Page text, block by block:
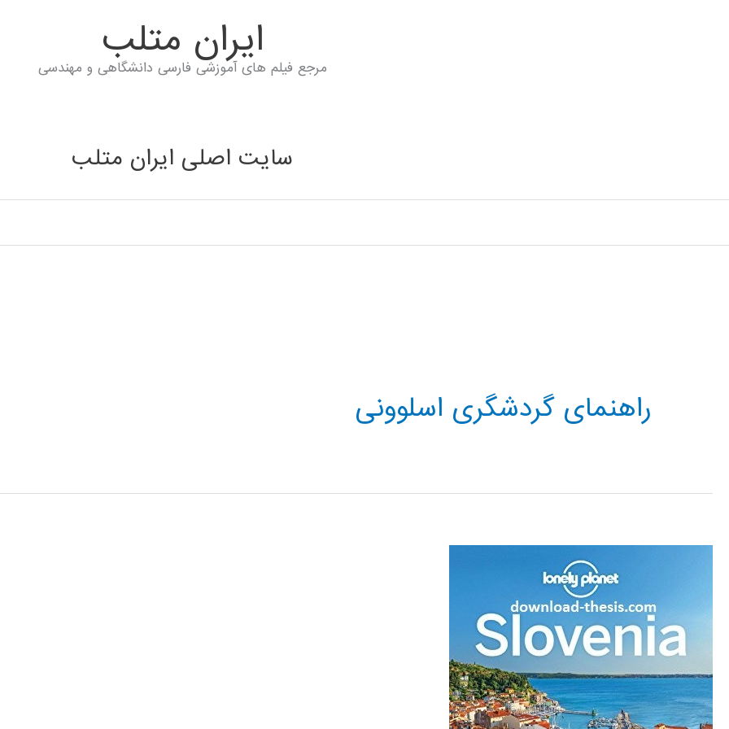
ايران متلب
مرجع فیلم های آموزشی فارسی دانشگاهی و مهندسی
سایت اصلی ایران متلب
راهنمای گردشگری اسلوونی